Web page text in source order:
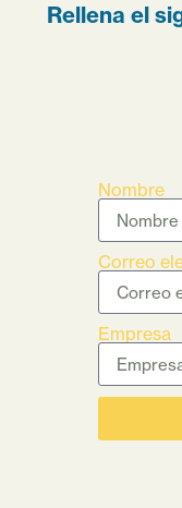
Rellena el
Nombre
Correo
Empresa